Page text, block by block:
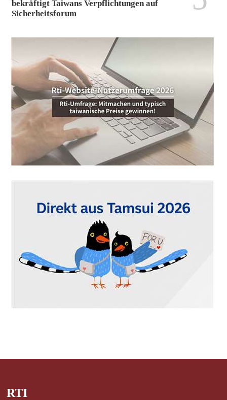
bekräftigt Taiwans Verpflichtungen auf
Sicherheitsforum
RTI